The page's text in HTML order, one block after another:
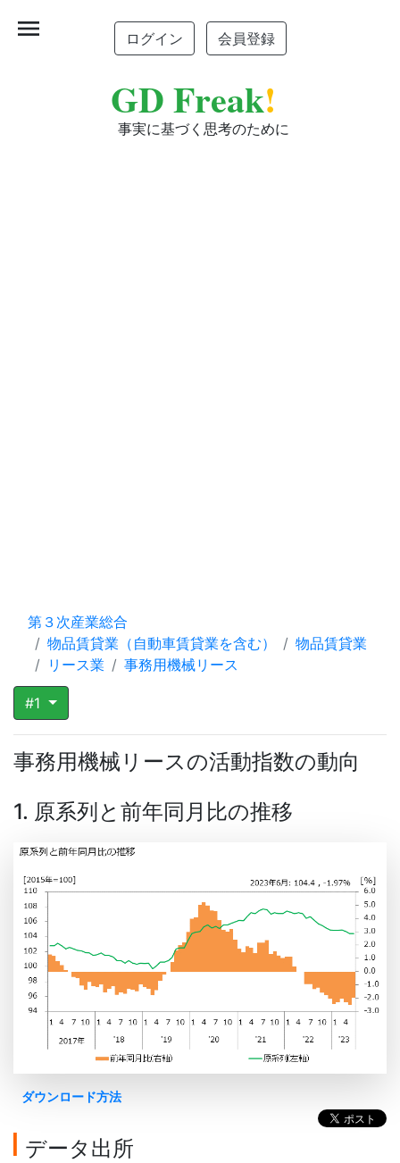
ログイン 会員登録
GD Freak!
事実に基づく思考のために
menu
第３次産業総合
物品賃貸業（自動車賃貸業を含む）
物品賃貸業
リース業
事務用機械リース
#1
事務用機械リースの活動指数の動向
1. 原系列と前年同月比の推移
ダウンロード方法
データ出所